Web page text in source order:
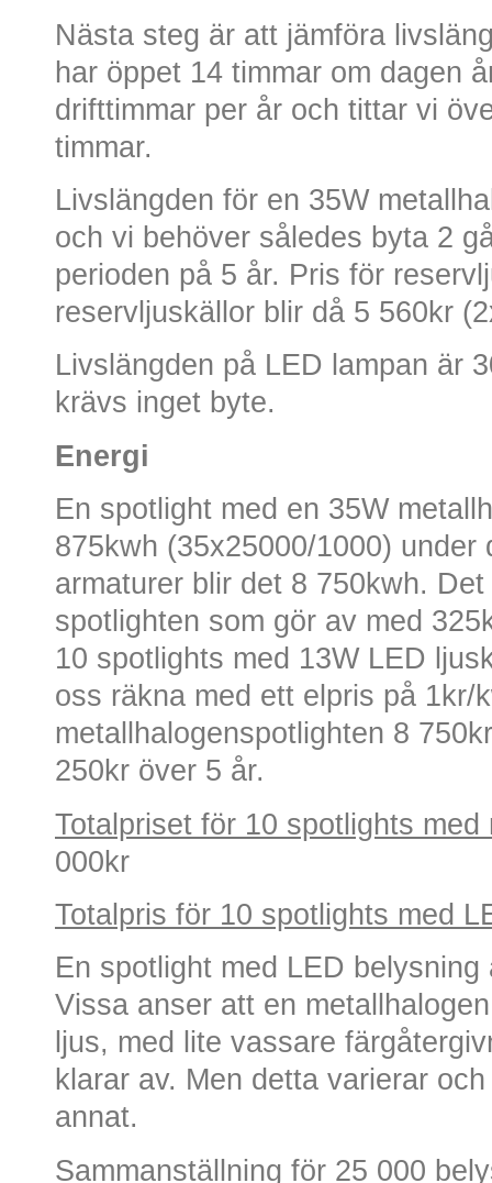
Nästa steg är att jämföra
har öppet 14 timmar om dagen
drifttimmar per år och tittar vi
timmar.
Livslängden för en 35W
och vi behöver således byta 2
perioden på 5 år. Pris för
reservljuskällor blir då 5 560kr
Livslängden på LED lampan är
krävs inget byte.
Energi
En spotlight med en 35W
875kwh (35x25000/1000) under
armaturer blir det 8 750kwh.
spotlighten som gör av med
10 spotlights med 13W LED
oss räkna med ett elpris på 1kr/
metallhalogenspotlighten 8
250kr över 5 år.
Totalpriset för 10 spotlights
000kr
Totalpris för 10 spotlights med
En spotlight med LED
Vissa anser att en
ljus, med lite vassare
klarar av. Men detta varierar
annat.
Sammanställning för 25 000